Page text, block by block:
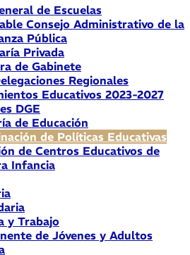
de Escuelas
Consejo Administrativo de la
Pública
Privada
de Gabinete
Regionales
Educativos 2023-2027
DGE
de Educación
de Políticas Educativas
de Centros Educativos de
Infancia
y Trabajo
de Jóvenes y Adultos